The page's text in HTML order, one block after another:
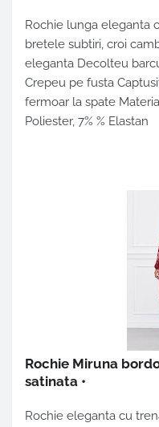
Rochie lunga eleganta
bretele subtiri, croi
eleganta Decolteu
Crepeu pe fusta
fermoar la spate
Poliester, 7% % Elastan
Rochie Miruna
satinata •
Rochie eleganta cu